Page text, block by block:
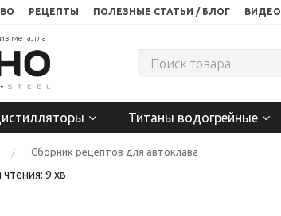
РЕЦЕПТЫ ПОЛЕЗНЫЕ СТАТЬИ / БЛОГ ВИДЕО
металла
Титаны водогрейные
Сборник рецептов для автоклава
9 хв